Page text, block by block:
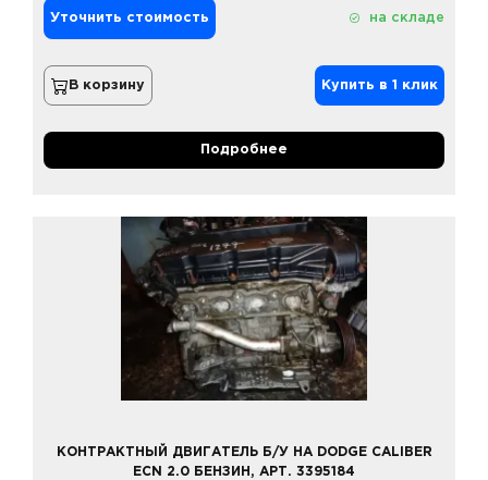
Уточнить стоимость на складе
В корзину Купить в 1 клик
Подробнее
КОНТРАКТНЫЙ ДВИГАТЕЛЬ Б/У НА DODGE CALIBER
ECN 2.0 БЕНЗИН, АРТ. 3395184